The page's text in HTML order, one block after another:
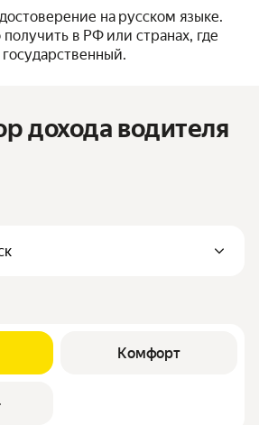
на русском языке.
в РФ или странах, где
дохода водителя
Комфорт